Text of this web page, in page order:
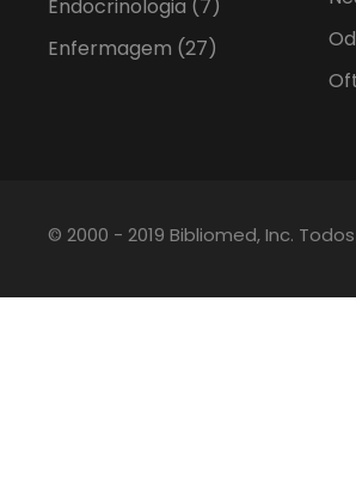
Endocrinologia (7)
Enfermagem (27)
© 2000 - 2019 Bibliomed, Inc.